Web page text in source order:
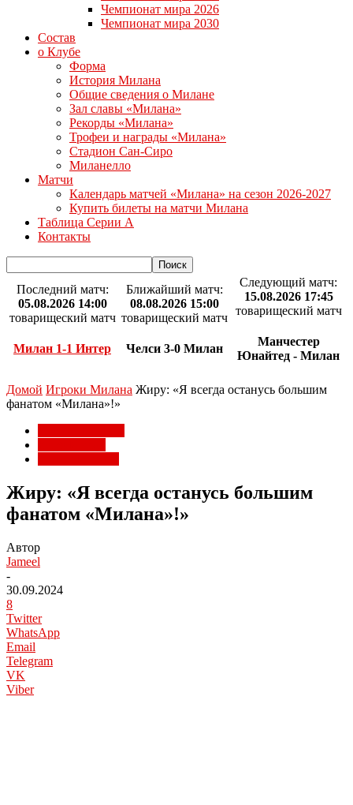
Чемпионат мира 2026
Чемпионат мира 2030
Состав
о Клубе
Форма
История Милана
Общие сведения о Милане
Зал славы «Милана»
Рекорды «Милана»
Трофеи и награды «Милана»
Стадион Сан-Сиро
Миланелло
Матчи
Календарь матчей «Милана» на сезон 2026-2027
Купить билеты на матчи Милана
Таблица Серии А
Контакты
Последний матч:
05.08.2026 14:00
товарищеский матч
Милан 1-1 Интер
Ближайший матч:
08.08.2026 15:00
товарищеский матч
Челси 3-0 Милан
Следующий матч:
15.08.2026 17:45
товарищеский матч
Манчестер
Юнайтед - Милан
Домой Игроки Милана Жиру: «Я всегда останусь большим
фанатом «Милана»!»
Жиру: «Я всегда останусь большим
фанатом «Милана»!»
Автор
Jameel
-
30.09.2024
8
Twitter
WhatsApp
Email
Telegram
VK
Viber